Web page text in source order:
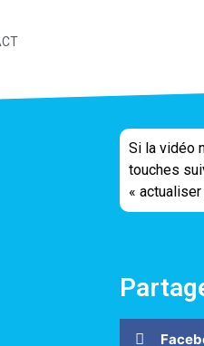
Si la vidéo
touches
«